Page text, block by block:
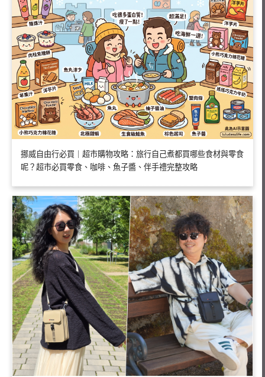
挪威自由行必買｜超市購物攻略：旅行自己煮都買哪些食材與零食
呢？超市必買零食、咖啡、魚子醬、伴手禮完整攻略